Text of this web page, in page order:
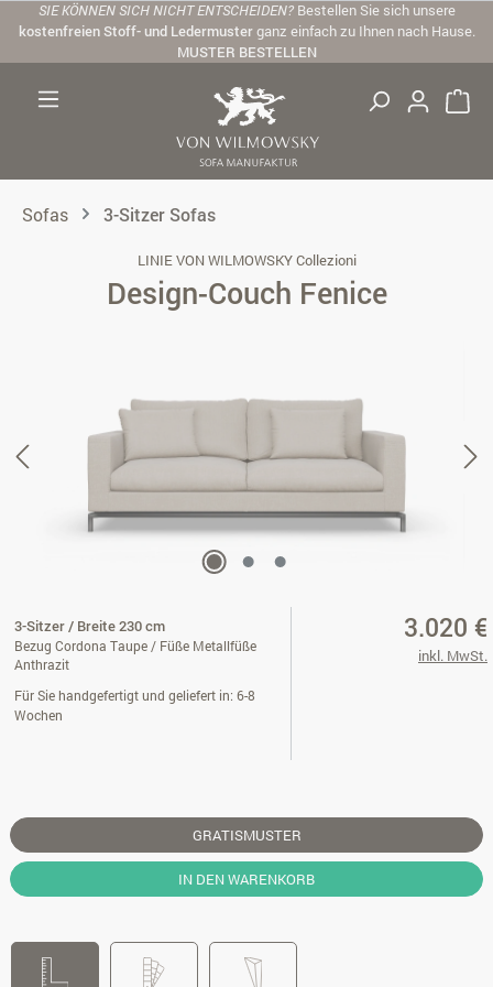
Zum Hauptinhalt springen
SIE KÖNNEN SICH NICHT ENTSCHEIDEN? Bestellen Sie sich unsere
kostenfreien Stoff- und Ledermusterganz einfach zu Ihnen nach Hause.
MUSTER BESTELLEN
Sofas 3-Sitzer Sofas
LINIE VON WILMOWSKY Collezioni
Design-Couch Fenice
3-Sitzer / Breite 230 cm
Bezug Cordona Taupe / Füße Metallfüße
Anthrazit
Für Sie handgefertigt und geliefert in: 6-8
Wochen
3.020 €
inkl. MwSt.
GRATISMUSTER
IN DEN WARENKORB